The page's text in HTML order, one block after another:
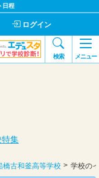
日程
ログイン
検索 メニュー
特集
橋古和釜高等学校 学校の